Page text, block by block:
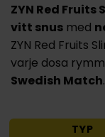
ZYN Red Fruits
vitt snus med
ZYN Red Fruits
varje dosa
Swedish Match.
TYP